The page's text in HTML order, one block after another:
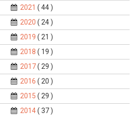
2021 ( 44 )
2020 ( 24 )
2019 ( 21 )
2018 ( 19 )
2017( 29 )
2016 ( 20 )
2015 ( 29 )
2014( 37 )